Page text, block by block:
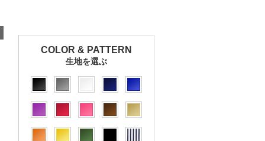
COLOR & PATTERN
生地を選ぶ